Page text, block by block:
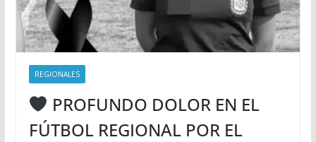
REGIONALES
PROFUNDO DOLOR EN EL
FÚTBOL REGIONAL POR EL